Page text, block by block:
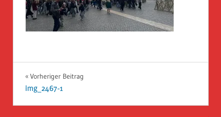
Beitragsnavigation
Vorheriger Beitrag
img_2467-1